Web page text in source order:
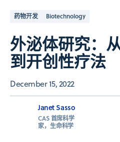
药物开发 Biotechnology
外泌体研究：
到开创性疗法
December 15, 2022
Janet Sasso
CAS 首席科学
家，生命科学